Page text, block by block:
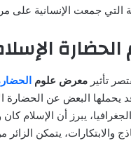
التي جمعت الإنسانية على
تأثير معرض علوم
يحملها البعض عن الحضارة
يبرز أن الإسلام
والابتكارات، يتمكن الزائر